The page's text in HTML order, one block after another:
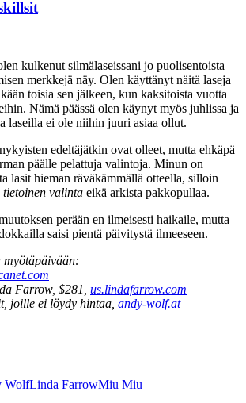
kulkenut silmälaseissani jo puolisentoista
merkkejä näy. Olen käyttänyt näitä laseja
toisia sen jälkeen, kun kaksitoista vuotta
Nämä päässä olen käynyt myös juhlissa ja
laseilla ei ole niihin juuri asiaa ollut.
edeltäjätkin ovat olleet, mutta ehkäpä
päälle pelattuja valintoja. Minun on
lasit hieman räväkämmällä otteella, silloin
tietoinen valinta eikä arkista pakkopullaa.
perään en ilmeisesti haikaile, mutta
saisi pientä päivitystä ilmeeseen.
myötäpäivään:
Farrow, $281, us.lindafarrow.com
joille ei löydy hintaa, andy-wolf.at
WolfLinda FarrowMiu Miu